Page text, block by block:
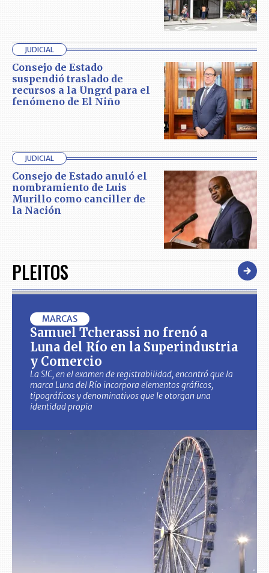
JUDICIAL
Consejo de Estado
suspendió traslado de
recursos a la Ungrd para el
fenómeno de El Niño
JUDICIAL
Consejo de Estado anuló el
nombramiento de Luis
Murillo como canciller de
la Nación
PLEITOS
MARCAS
Samuel Tcherassi no frenó a
Luna del Río en la Superindustria
y Comercio
La SIC, en el examen de registrabilidad, encontró que la
marca Luna del Río incorpora elementos gráficos,
tipográficos y denominativos que le otorgan una
identidad propia